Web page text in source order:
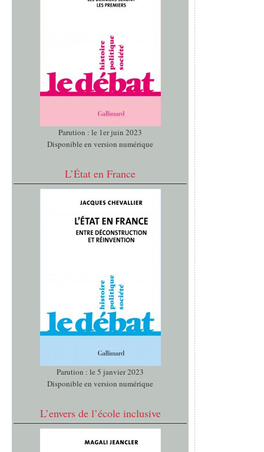
Parution : le 1er juin 2023
Disponible en version numérique
L’État en France
Parution : le 5 janvier 2023
Disponible en version numérique
L’envers de l’école inclusive